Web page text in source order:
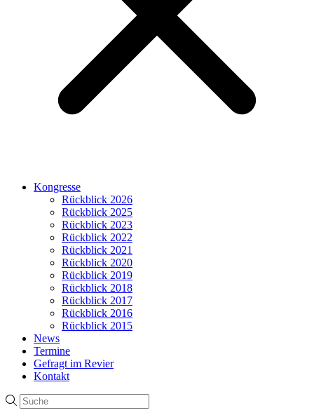
Kongresse
Rückblick 2026
Rückblick 2025
Rückblick 2023
Rückblick 2022
Rückblick 2021
Rückblick 2020
Rückblick 2019
Rückblick 2018
Rückblick 2017
Rückblick 2016
Rückblick 2015
News
Termine
Gefragt im Revier
Kontakt